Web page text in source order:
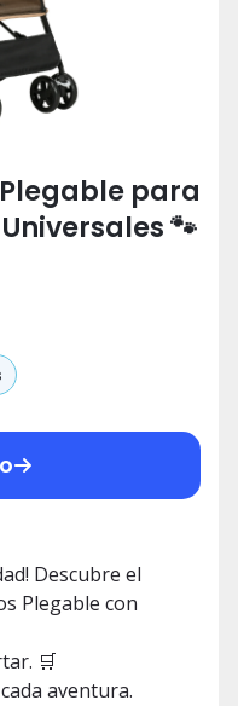
para
🐾
Descubre el
Plegable con
🛒
aventura.